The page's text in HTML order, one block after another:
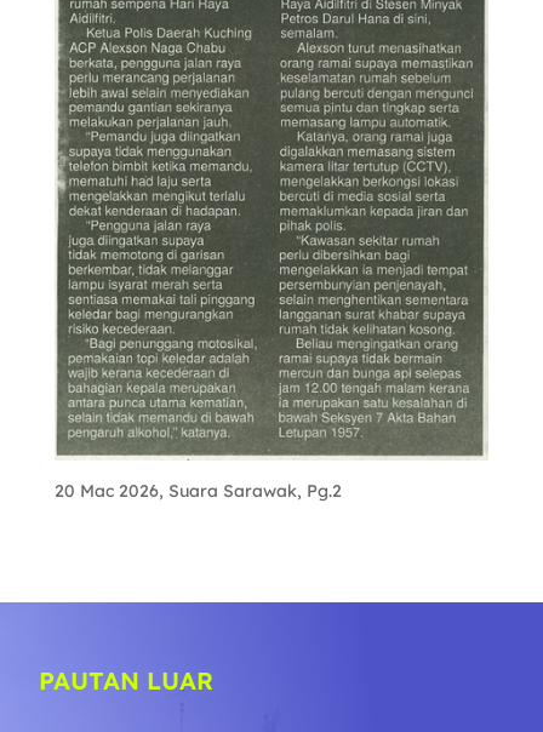
20 Mac 2026, Suara Sarawak, Pg.2
PAUTAN LUAR